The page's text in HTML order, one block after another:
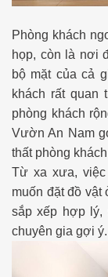
Phòng khách
họp, còn là nơi
bộ mặt của cả
khách rất quan
phòng khách
Vườn An Nam
thất phòng
Từ xa xưa, việc
muốn đặt đồ
sắp xếp hợp lý,
chuyên gia gợi ý.